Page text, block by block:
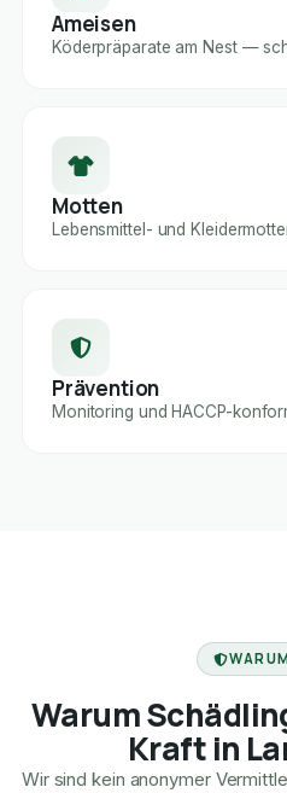
Ameisen
Köderpräparate am Nest —
Motten
Lebensmittel- und
Prävention
Monitoring und HACCP-
Warum
Kraft in
Wir sind kein anonymer